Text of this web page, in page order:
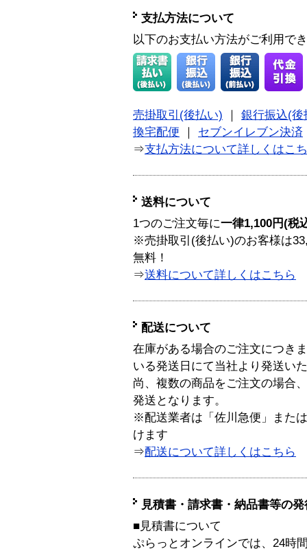
支払方法について
以下のお支払い方法がご利用で
売掛取引(後払い)
銀行振込(後
換宅配便
セブンイレブン決済
⇒支払方法について詳しくはこ
送料について
1つのご注文毎に一律1,100円(税
※売掛取引(後払い)のお客様は
無料！
⇒送料について詳しくはこちら
配送について
在庫がある場合のご注文につき
いる発送日にて当社より発送い
尚、複数の商品をご注文の場合
発送となります。
※配送業者は「佐川急便」また
けます
⇒配送について詳しくはこちら
見積書・請求書・納品書等の
■見積書について
ぷらっとオンラインでは、24時